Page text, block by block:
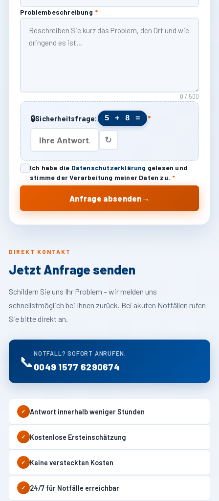
DIREKT KONTAKT
Jetzt Anfrage senden
Schildern Sie uns Ihr Problem – wir melden uns
schnellstmöglich bei Ihnen zurück. Bei akuten Notfällen rufen
Sie bitte direkt an.
📞 NOTFALL? SOFORT ANRUFEN:
0049 1577 6290674
✓ Antwort innerhalb weniger Stunden
✓ Kostenlose Ersteinschätzung
✓ Keine versteckten Kosten
✓ 24/7 für Notfälle erreichbar
Problembeschreibung *
0 / 500
🔒Sicherheitsfrage: 5 + 8 = *
↻
Ich habe die Datenschutzerklärung gelesen und
stimme der Verarbeitung meiner Daten zu. *
Anfrage absenden →